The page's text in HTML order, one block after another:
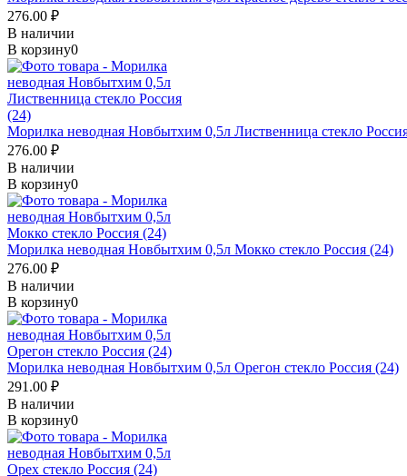
276.00 ₽
В наличии
В корзину0
Морилка неводная Новбытхим 0,5л Лиственница стекло
276.00 ₽
В наличии
В корзину0
Морилка неводная Новбытхим 0,5л Мокко стекло Россия (24)
276.00 ₽
В наличии
В корзину0
Морилка неводная Новбытхим 0,5л Орегон стекло Россия (24)
291.00 ₽
В наличии
В корзину0